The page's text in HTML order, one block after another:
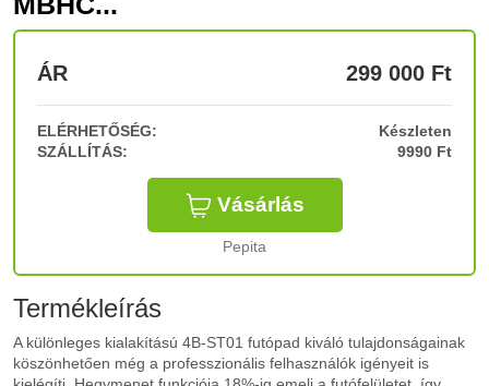
ÁR 299 000 Ft
ELÉRHETŐSÉG:
Készleten
SZÁLLÍTÁS:
9990 Ft
Vásárlás
Pepita
Termékleírás
A különleges kialakítású 4B-ST01 futópad kiváló tulajdonságainak
köszönhetően még a professzionális felhasználók igényeit is